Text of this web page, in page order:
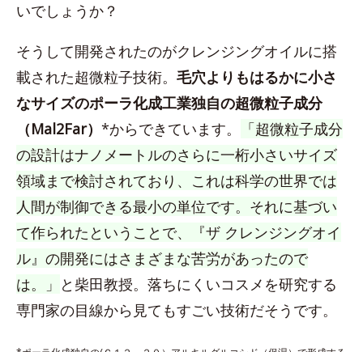
いでしょうか？
そうして開発されたのがクレンジングオイルに搭
載された超微粒子技術。 毛穴よりもはるかに小さ
なサイズのポーラ化成工業独自の超微粒子成分
（Mal2Far） *からできています。
「超微粒子成分
の設計はナノメートルのさらに一桁小さいサイズ
領域まで検討されており、これは科学の世界では
人間が制御できる最小の単位です。それに基づい
て作られたということで、『ザ クレンジングオイ
ル』の開発にはさまざまな苦労があったので
は。」 と柴田教授。落ちにくいコスメを研究する
専門家の目線から見てもすごい技術だそうです。